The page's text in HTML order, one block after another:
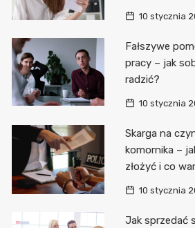
10 stycznia
Fałszywe
pracy – jak
radzić?
10 stycznia
Skarga na
komornika –
złożyć i co
10 stycznia
Jak sprzedać